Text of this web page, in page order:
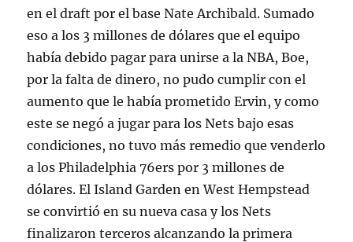
en el draft por el base Nate Archibald. Sumado
eso a los 3 millones de dólares que el equipo
había debido pagar para unirse a la NBA, Boe,
por la falta de dinero, no pudo cumplir con el
aumento que le había prometido Ervin, y como
este se negó a jugar para los Nets bajo esas
condiciones, no tuvo más remedio que venderlo
a los Philadelphia 76ers por 3 millones de
dólares. El Island Garden en West Hempstead
se convirtió en su nueva casa y los Nets
finalizaron terceros alcanzando la primera